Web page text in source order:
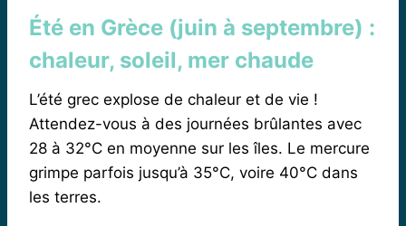
Été en Grèce (juin à septembre) :
chaleur, soleil, mer chaude
L’été grec explose de chaleur et de vie !
Attendez-vous à des journées brûlantes avec
28 à 32°C en moyenne sur les îles. Le mercure
grimpe parfois jusqu’à 35°C, voire 40°C dans
les terres.